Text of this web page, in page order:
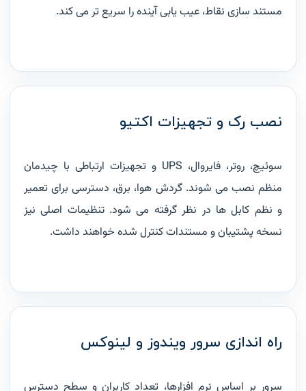
مستند سازی نقاط، عیب یابی آینده را سریع تر می کند.
نصب رک و تجهیزات اکتیو
سوئیچ، روتر، فایروال، UPS و تجهیزات ارتباطی با چیدمان
منظم نصب می شوند. گردش هوا، برق، دسترسی برای تعمیر
و نظم کابل ها در نظر گرفته می شود. تنظیمات اصلی نیز
نسخه پشتیبان و مستندات کنترل شده خواهند داشت.
راه اندازی سرور ویندوز و لینوکس
سرور بر اساس نرم افزارها، تعداد کاربران و سطح دسترس